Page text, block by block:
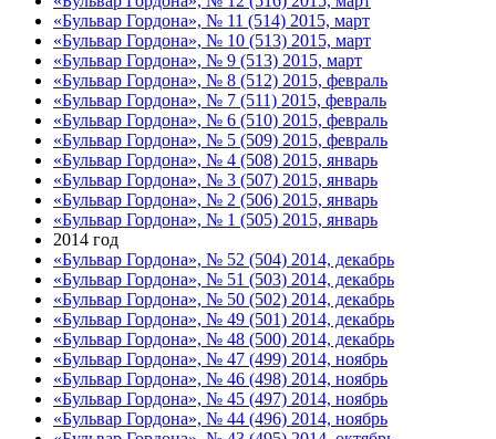
«Бульвар Гордона», № 11 (514) 2015, март
«Бульвар Гордона», № 10 (513) 2015, март
«Бульвар Гордона», № 9 (513) 2015, март
«Бульвар Гордона», № 8 (512) 2015, февраль
«Бульвар Гордона», № 7 (511) 2015, февраль
«Бульвар Гордона», № 6 (510) 2015, февраль
«Бульвар Гордона», № 5 (509) 2015, февраль
«Бульвар Гордона», № 4 (508) 2015, январь
«Бульвар Гордона», № 3 (507) 2015, январь
«Бульвар Гордона», № 2 (506) 2015, январь
«Бульвар Гордона», № 1 (505) 2015, январь
2014 год
«Бульвар Гордона», № 52 (504) 2014, декабрь
«Бульвар Гордона», № 51 (503) 2014, декабрь
«Бульвар Гордона», № 50 (502) 2014, декабрь
«Бульвар Гордона», № 49 (501) 2014, декабрь
«Бульвар Гордона», № 48 (500) 2014, декабрь
«Бульвар Гордона», № 47 (499) 2014, ноябрь
«Бульвар Гордона», № 46 (498) 2014, ноябрь
«Бульвар Гордона», № 45 (497) 2014, ноябрь
«Бульвар Гордона», № 44 (496) 2014, ноябрь